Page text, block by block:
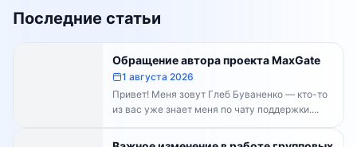
Последние статьи
Обращение автора проекта MaxGate
1 августа 2026
Привет! Меня зовут Глеб Буваненко — кто-то
из вас уже знает меня по чату поддержки....